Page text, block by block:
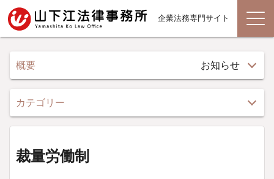
企業法務専門サイト
裁量労働制
概要 お知らせ
カテゴリー